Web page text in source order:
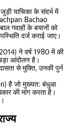
याचिका के संदर्भ में
Bachao
गवाहों के बयानों को
दर्ज कराई जाए।
ने वर्ष 1980 में की
आंदोलन है।
से मुक्ति, उनकी पुर्न
है जो मुख्यत: बंधुआ
की मांग करता है।